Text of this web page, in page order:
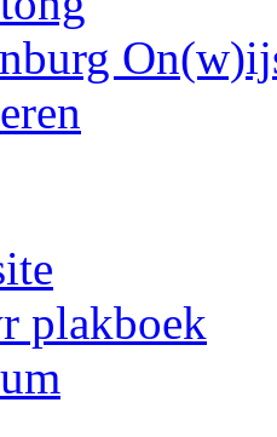
plakboek